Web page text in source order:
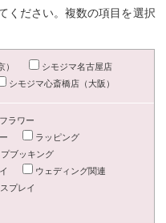
ください。複数の項目を選択
）
シモジマ名古屋店
シモジマ心斎橋店（大阪）
ラワー
ラッピング
ブッキング
ウェディング関連
プレイ